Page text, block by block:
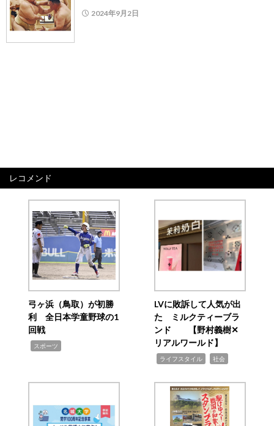
2024年9月2日
レコメンド
弓ヶ浜（鳥取）が初勝
利 全日本学童野球の1
回戦
スポーツ
LVに敗訴して人気が出
た ミルクティーブラ
ンド 【野村義樹✕
リアルワールド】
ライフスタイル 社会